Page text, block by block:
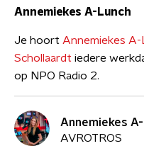
Annemiekes A-Lunch
Je hoort Annemiekes A-
Schollaardt iedere
op NPO Radio 2.
Annemiekes
AVROTROS